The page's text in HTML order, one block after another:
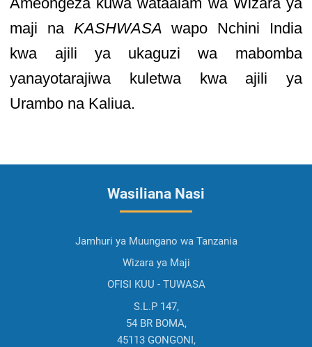
maji na KASHWASA wapo Nchini India
kwa ajili ya ukaguzi wa mabomba
yanayotarajiwa kuletwa kwa ajili ya
Urambo na Kaliua.
Wasiliana Nasi
Jamhuri ya Muungano wa Tanzania
Wizara ya Maji
OFISI KUU - TUWASA
S.L.P 147,
54 BR BOMA,
45113 GONGONI,